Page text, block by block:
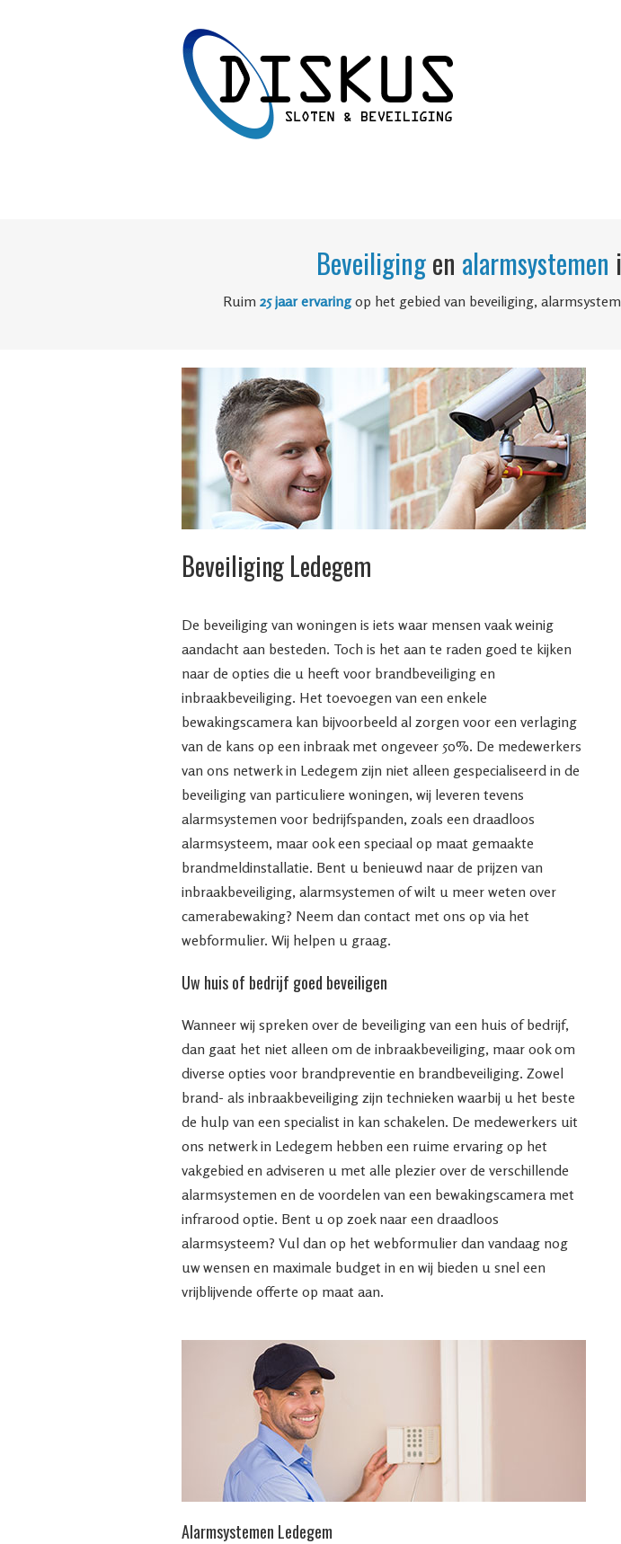
Beveiligingen alarmsystemen
Ruim 25 jaar ervaringop het gebied van beveiliging,
Beveiliging Ledegem
De beveiliging van woningen is iets waar mensen vaak weinig
aandacht aan besteden. Toch is het aan te raden goed te kijken
naar de opties die u heeft voor brandbeveiliging en
inbraakbeveiliging. Het toevoegen van een enkele
bewakingscamera kan bijvoorbeeld al zorgen voor een verlaging
van de kans op een inbraak met ongeveer 50%. De medewerkers
van ons netwerk in Ledegem zijn niet alleen gespecialiseerd in de
beveiliging van particuliere woningen, wij leveren tevens
alarmsystemen voor bedrijfspanden, zoals een draadloos
alarmsysteem, maar ook een speciaal op maat gemaakte
brandmeldinstallatie. Bent u benieuwd naar de prijzen van
inbraakbeveiliging, alarmsystemen of wilt u meer weten over
camerabewaking? Neem dan contact met ons op via het
webformulier. Wij helpen u graag.
Uw huis of bedrijf goed beveiligen
Wanneer wij spreken over de beveiliging van een huis of bedrijf,
dan gaat het niet alleen om de inbraakbeveiliging, maar ook om
diverse opties voor brandpreventie en brandbeveiliging. Zowel
brand- als inbraakbeveiliging zijn technieken waarbij u het beste
de hulp van een specialist in kan schakelen. De medewerkers uit
ons netwerk in Ledegem hebben een ruime ervaring op het
vakgebied en adviseren u met alle plezier over de verschillende
alarmsystemen en de voordelen van een bewakingscamera met
infrarood optie. Bent u op zoek naar een draadloos
alarmsysteem? Vul dan op het webformulier dan vandaag nog
uw wensen en maximale budget in en wij bieden u snel een
vrijblijvende offerte op maat aan.
Alarmsystemen Ledegem